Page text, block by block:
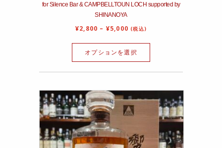
for Silence Bar & CAMPBELLTOUN LOCH supported by
SHINANOYA
¥2,800 – ¥5,000 (税込)
オプションを選択